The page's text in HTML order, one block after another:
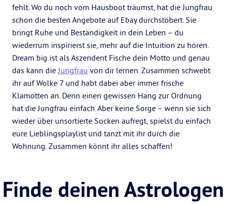
fehlt. Wo du noch vom Hausboot träumst, hat die Jungfrau
schon die besten Angebote auf Ebay durchstöbert. Sie
bringt Ruhe und Beständigkeit in dein Leben – du
wiederrum inspirierst sie, mehr auf die Intuition zu hören.
Dream big ist als Aszendent Fische dein Motto und genau
das kann dieJungfrau von dir lernen. Zusammen schwebt
ihr auf Wolke 7 und habt dabei aber immer frische
Klamotten an. Denn einen gewissen Hang zur Ordnung
hat die Jungfrau einfach. Aber keine Sorge – wenn sie sich
wieder über unsortierte Socken aufregt, spielst du einfach
eure Lieblingsplaylist und tanzt mit ihr durch die
Wohnung. Zusammen könnt ihr alles schaffen!
Finde deinen Astrologen